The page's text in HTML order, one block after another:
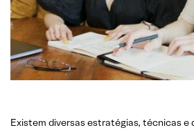
Existem diversas estratégias, técnicas e